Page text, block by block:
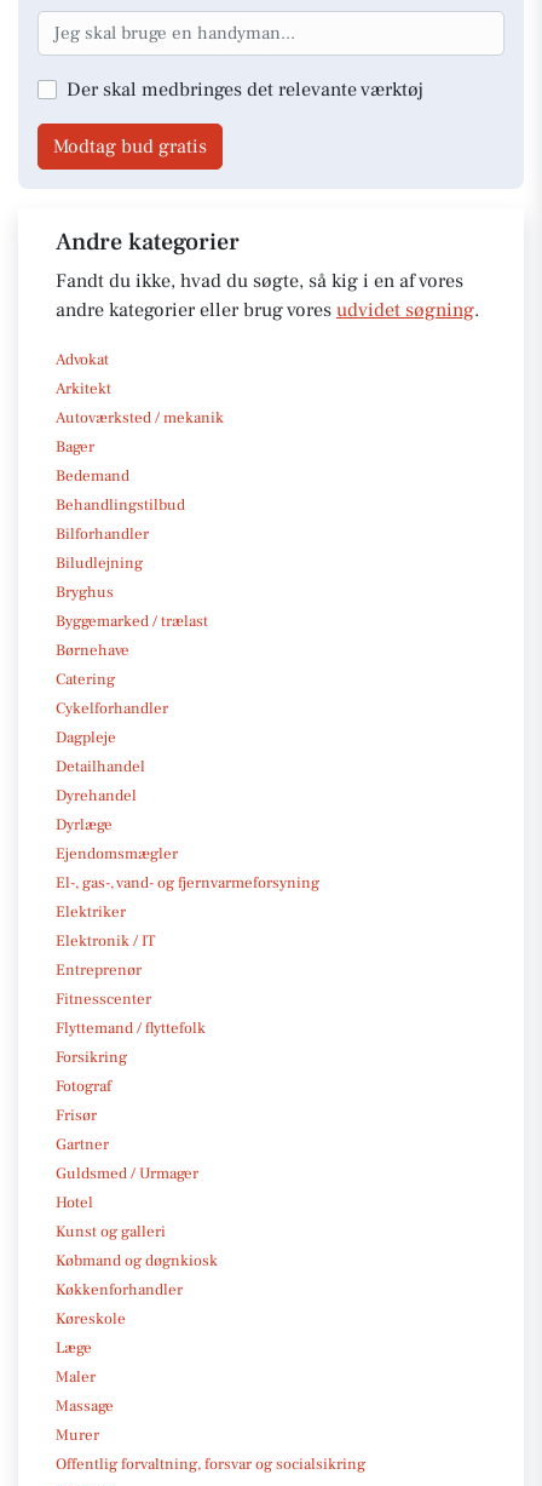
Der skal medbringes det relevante værktøj
Modtag bud gratis
Andre kategorier
Fandt du ikke, hvad du søgte, så kig i en af vores
andre kategorier eller brug vores udvidet søgning.
Advokat
Arkitekt
Autoværksted / mekanik
Bager
Bedemand
Behandlingstilbud
Bilforhandler
Biludlejning
Bryghus
Byggemarked / trælast
Børnehave
Catering
Cykelforhandler
Dagpleje
Detailhandel
Dyrehandel
Dyrlæge
Ejendomsmægler
El-, gas-, vand- og fjernvarmeforsyning
Elektriker
Elektronik / IT
Entreprenør
Fitnesscenter
Flyttemand / flyttefolk
Forsikring
Fotograf
Frisør
Gartner
Guldsmed / Urmager
Hotel
Kunst og galleri
Købmand og døgnkiosk
Køkkenforhandler
Køreskole
Læge
Maler
Massage
Murer
Offentlig forvaltning, forsvar og socialsikring